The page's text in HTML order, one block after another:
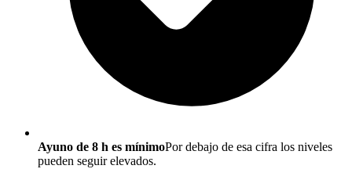
Ayuno de 8 h es mínimoPor debajo de esa cifra los niveles
pueden seguir elevados.